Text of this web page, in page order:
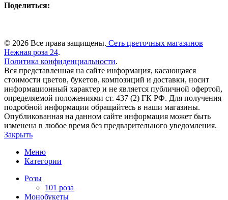
Поделиться:
© 2026 Все права защищены. Сеть цветочных магазинов
Нежная роза 24.
Политика конфиденциальности.
Вся представленная на сайте информация, касающаяся
стоимости цветов, букетов, композиций и доставки, носит
информационный характер и не является публичной офертой,
определяемой положениями ст. 437 (2) ГК РФ. Для получения
подробной информации обращайтесь в наши магазины.
Опубликованная на данном сайте информация может быть
изменена в любое время без предварительного уведомления.
Закрыть
Меню
Категории
Розы
101 роза
Монобукеты